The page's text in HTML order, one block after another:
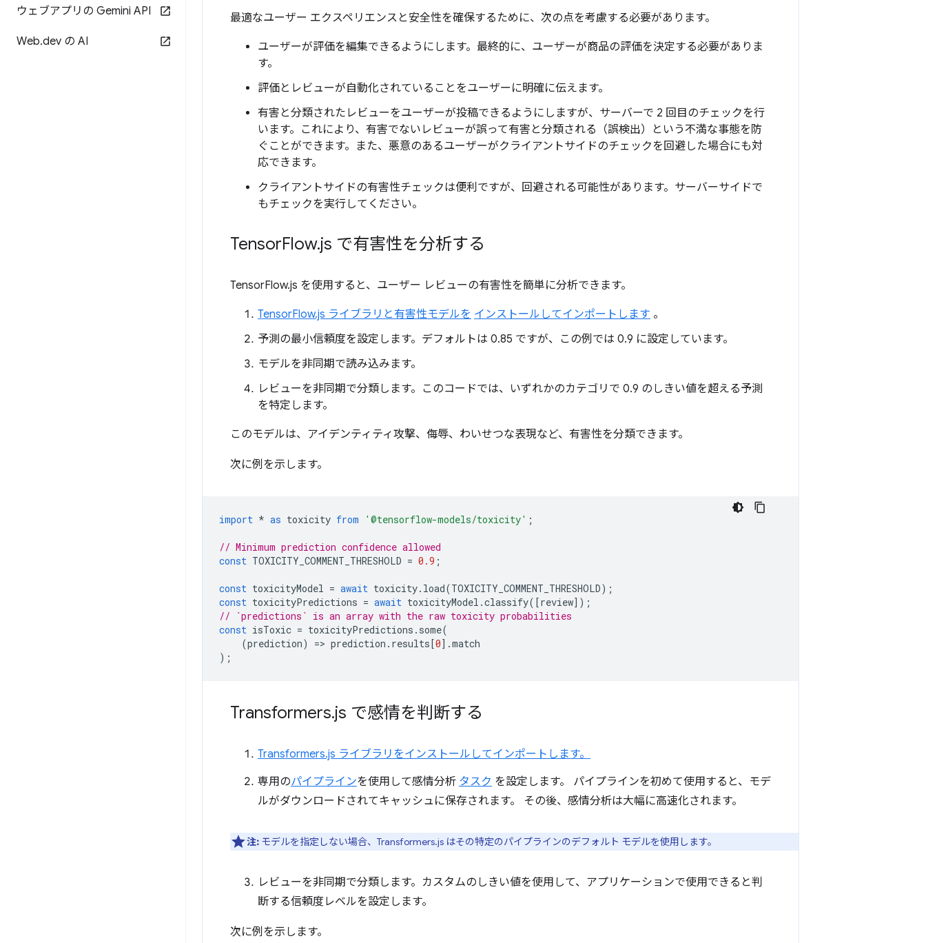
ウェブアプリの Gemini API
Web.dev の AI
最適なユーザー エクスペリエンスと安全性を確保するために、次の点を考慮する必要があります。
ユーザーが評価を編集できるようにします。最終的に、ユーザーが商品の評価を決定する必要がありま
す。
評価とレビューが自動化されていることをユーザーに明確に伝えます。
有害と分類されたレビューをユーザーが投稿できるようにしますが、サーバーで 2 回目のチェックを行
います。これにより、有害でないレビューが誤って有害と分類される（誤検出）という不満な事態を防
ぐことができます。また、悪意のあるユーザーがクライアントサイドのチェックを回避した場合にも対
応できます。
クライアントサイドの有害性チェックは便利ですが、回避される可能性があります。サーバーサイドで
もチェックを実行してください。
TensorFlow.js で有害性を分析する
TensorFlow.js を使用すると、ユーザー レビューの有害性を簡単に分析できます。
TensorFlow.js ライブラリと有害性モデルを インストールしてインポートします 。
予測の最小信頼度を設定します。デフォルトは 0.85 ですが、この例では 0.9 に設定しています。
モデルを非同期で読み込みます。
レビューを非同期で分類します。このコードでは、いずれかのカテゴリで 0.9 のしきい値を超える予測
を特定します。
このモデルは、アイデンティティ攻撃、侮辱、わいせつな表現など、有害性を分類できます。
次に例を示します。
import * as toxicity from '@tensorflow-models/toxicity' ;
// Minimum prediction confidence allowed
const TOXICITY_COMMENT_THRESHOLD = 0.9 ;
const toxicityModel = await toxicity. load(TOXICITY_COMMENT_THRESHOLD);
const toxicityPredictions = await toxicityModel .classify([review]);
// `predictions` is an array with the raw toxicity probabilities
const isToxic = toxicityPredictions . some(
(prediction) => prediction . results[0].match
);
Transformers.js で感情を判断する
Transformers.js ライブラリをインストールしてインポートします。
専用のパイプラインを使用して感情分析 タスク を設定します。 パイプラインを初めて使用すると、モデ
ルがダウンロードされてキャッシュに保存されます。 その後、感情分析は大幅に高速化されます。
注: モデルを指定しない場合、Transformers.js はその特定のパイプラインのデフォルト モデルを使用します。
レビューを非同期で分類します。カスタムのしきい値を使用して、アプリケーションで使用できると判
断する信頼度レベルを設定します。
次に例を示します。